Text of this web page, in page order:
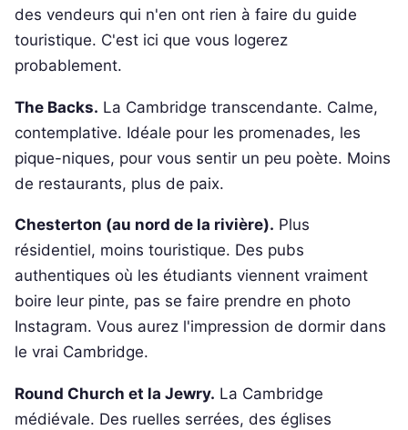
des vendeurs qui n'en ont rien à faire du guide
touristique. C'est ici que vous logerez
probablement.
The Backs. La Cambridge transcendante. Calme,
contemplative. Idéale pour les promenades, les
pique-niques, pour vous sentir un peu poète. Moins
de restaurants, plus de paix.
Chesterton (au nord de la rivière). Plus
résidentiel, moins touristique. Des pubs
authentiques où les étudiants viennent vraiment
boire leur pinte, pas se faire prendre en photo
Instagram. Vous aurez l'impression de dormir dans
le vrai Cambridge.
Round Church et la Jewry. La Cambridge
médiévale. Des ruelles serrées, des églises